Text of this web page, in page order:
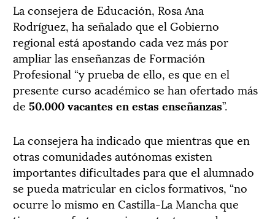
La consejera de Educación, Rosa Ana
Rodríguez, ha señalado que el Gobierno
regional está apostando cada vez más por
ampliar las enseñanzas de Formación
Profesional “y prueba de ello, es que en el
presente curso académico se han ofertado más
de 50.000 vacantes en estas enseñanzas”.
La consejera ha indicado que mientras que en
otras comunidades autónomas existen
importantes dificultades para que el alumnado
se pueda matricular en ciclos formativos, “no
ocurre lo mismo en Castilla-La Mancha que